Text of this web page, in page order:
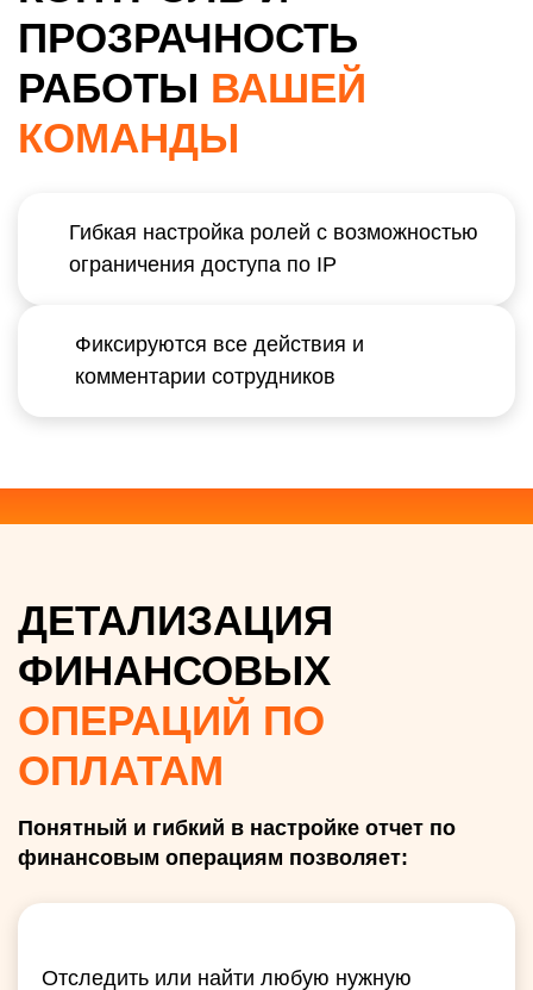
ПРОЗРАЧНОСТЬ
РАБОТЫ ВАШЕЙ
КОМАНДЫ
Гибкая настройка ролей с возможностью
ограничения доступа по IP
Фиксируются все действия и
комментарии сотрудников
ДЕТАЛИЗАЦИЯ
ФИНАНСОВЫХ
ОПЕРАЦИЙ ПО
ОПЛАТАМ
Понятный и гибкий в настройке отчет по
финансовым операциям позволяет:
Отследить или найти любую нужную